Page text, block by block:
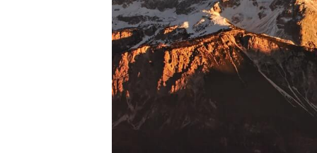
Certyfikaty
Podziękowania
Programy
Porozumienia
Konkursy